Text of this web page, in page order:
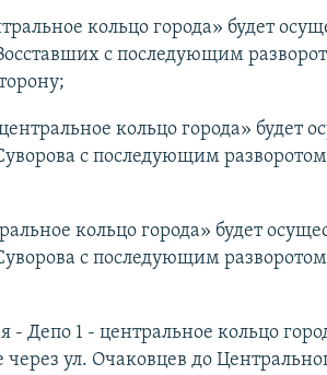
кольцо города» будет
с последующим
кольцо города» будет
с последующим
кольцо города» будет
с последующим
Депо 1 - центральное кольцо
ул. Очаковцев до